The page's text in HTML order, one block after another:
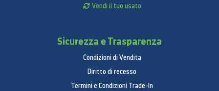
Vendi il tuo usato
Sicurezza e Trasparenza
Condizioni di Vendita
Diritto di recesso
Termini e Condizioni Trade-In